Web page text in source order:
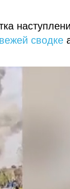
сводке